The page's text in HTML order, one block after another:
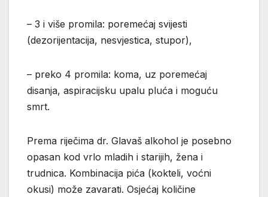
– 3 i više promila: poremećaj svijesti
(dezorijentacija, nesvjestica, stupor),
– preko 4 promila: koma, uz poremećaj
disanja, aspiracijsku upalu pluća i moguću
smrt.
Prema riječima dr. Glavaš alkohol je posebno
opasan kod vrlo mladih i starijih, žena i
trudnica. Kombinacija pića (kokteli, voćni
okusi) može zavarati. Osjećaj količine